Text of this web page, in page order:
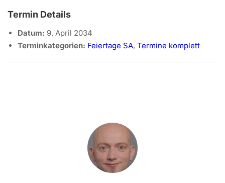
Termin Details
Datum: 9. April 2034
Terminkategorien: Feiertage SA, Termine komplett